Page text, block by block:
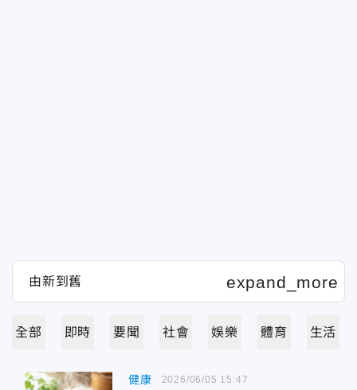
全部 即時 要聞 社會 娛樂 體育 生活
健康 2026/06/05 15:47